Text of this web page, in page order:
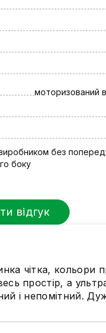
Камера
дає змогу
моментів.
моторизований
без
боку
відгук
чітка, кольори
простір, а
і непомітний.